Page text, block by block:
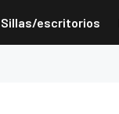
Sillas/escritorios